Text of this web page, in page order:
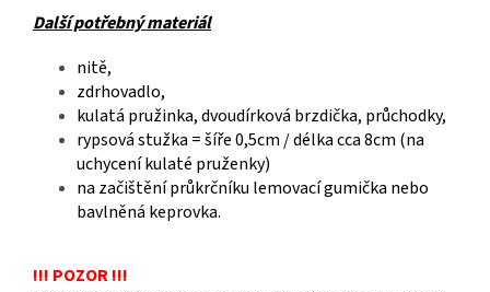
Další potřebný materiál
nitě,
zdrhovadlo,
kulatá pružinka, dvoudírková brzdička, průchodky,
rypsová stužka = šíře 0,5cm / délka cca 8cm (na
uchycení kulaté pruženky)
na začištění průkrčníku lemovací gumička nebo
bavlněná keprovka.
!!! POZOR !!!